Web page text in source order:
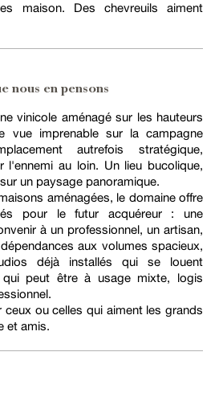
maison. Des chevreuils aiment
nous en pensons
vinicole aménagé sur les hauteurs
vue imprenable sur la campagne
autrefois stratégique,
l'ennemi au loin. Un lieu bucolique,
un paysage panoramique.
aménagées, le domaine offre
pour le futur acquéreur : une
à un professionnel, un artisan,
aux volumes spacieux,
déjà installés qui se louent
qui peut être à usage mixte, logis
ceux ou celles qui aiment les grands
et amis.